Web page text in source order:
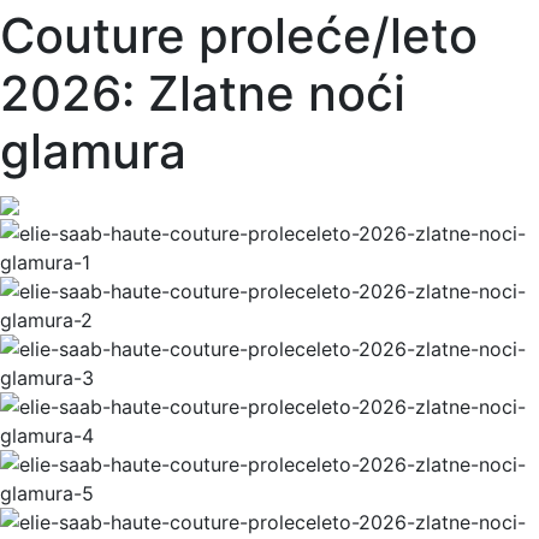
Couture proleće/leto
2026: Zlatne noći
glamura